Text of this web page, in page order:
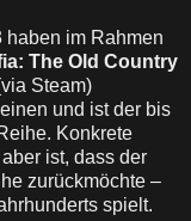
haben im Rahmen
The Old Country
Steam)
und ist der bis
Konkrete
ist, dass der
zurückmöchte –
spielt.